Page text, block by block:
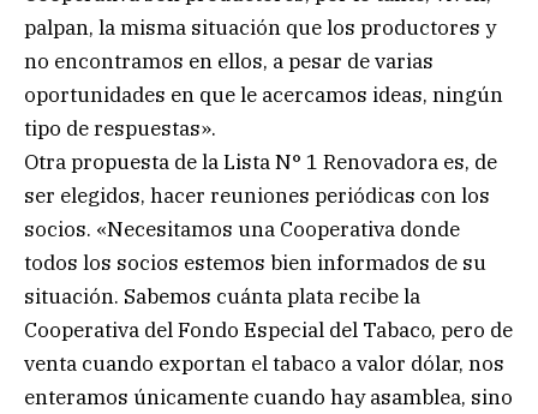
palpan, la misma situación que los productores y
no encontramos en ellos, a pesar de varias
oportunidades en que le acercamos ideas, ningún
tipo de respuestas».
Otra propuesta de la Lista N° 1 Renovadora es, de
ser elegidos, hacer reuniones periódicas con los
socios. «Necesitamos una Cooperativa donde
todos los socios estemos bien informados de su
situación. Sabemos cuánta plata recibe la
Cooperativa del Fondo Especial del Tabaco, pero de
venta cuando exportan el tabaco a valor dólar, nos
enteramos únicamente cuando hay asamblea, sino